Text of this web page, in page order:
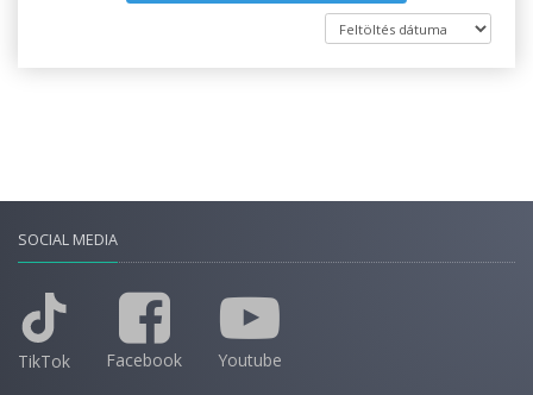
SOCIAL MEDIA
TikTok Facebook Youtube